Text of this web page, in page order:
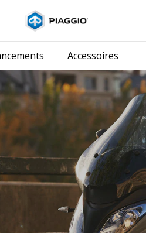
Accessoires